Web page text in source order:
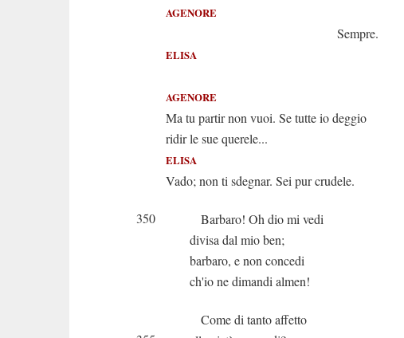
AGENORE
Sempre.
ELISA
E che
AGENORE
Ma tu partir non vuoi. Se tutte io deggio
ridir le sue querele...
ELISA
Vado; non ti sdegnar. Sei pur crudele.
350
Barbaro! Oh dio mi vedi
divisa dal mio ben;
barbaro, e non concedi
ch'io ne dimandi almen!
Come di tanto affetto